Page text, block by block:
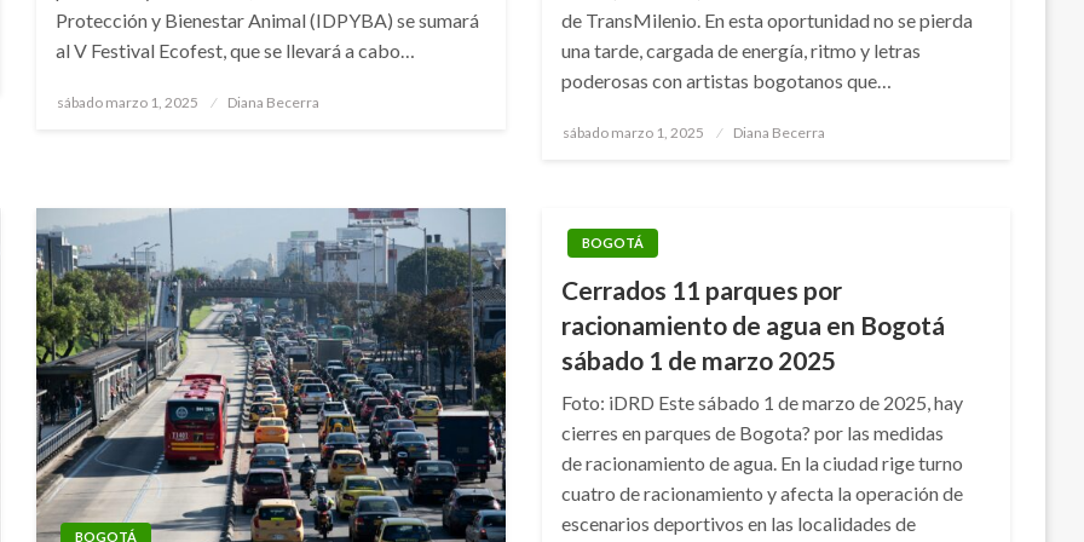
Protección y Bienestar Animal (IDPYBA) se sumará
al V Festival Ecofest, que se llevará a cabo…
Publicado
sábado marzo 1, 2025 Diana Becerra
de TransMilenio. En esta oportunidad no se pierda
una tarde, cargada de energía, ritmo y letras
poderosas con artistas bogotanos que…
Publicado
sábado marzo 1, 2025 Diana Becerra
BOGOTÁ
BOGOTÁ
Cerrados 11 parques por
racionamiento de agua en Bogotá
sábado 1 de marzo 2025
Foto: iDRD Este sábado 1 de marzo de 2025, hay
cierres en parques de Bogota? por las medidas
de racionamiento de agua. En la ciudad rige turno
cuatro de racionamiento y afecta la operación de
escenarios deportivos en las localidades de